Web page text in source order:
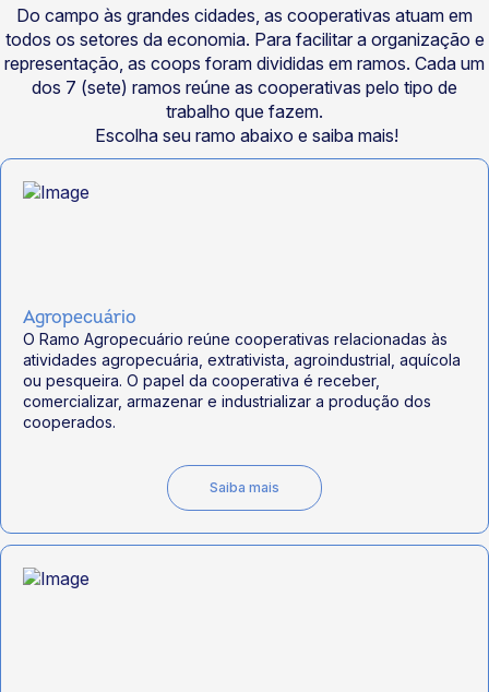
Do campo às grandes cidades, as cooperativas atuam em
todos os setores da economia. Para facilitar a organização e
representação, as coops foram divididas em ramos. Cada um
dos 7 (sete) ramos reúne as cooperativas pelo tipo de
trabalho que fazem.
Escolha seu ramo abaixo e saiba mais!
Agropecuário
O Ramo Agropecuário reúne cooperativas relacionadas às
atividades agropecuária, extrativista, agroindustrial, aquícola
ou pesqueira. O papel da cooperativa é receber,
comercializar, armazenar e industrializar a produção dos
cooperados.
Saiba mais